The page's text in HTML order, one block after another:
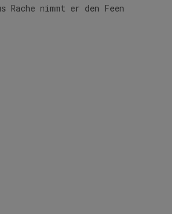
nimmt er den Feen